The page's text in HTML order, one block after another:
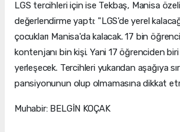
LGS tercihleri için ise Tekbaş, Manisa
değerlendirme yaptı: "LGS'de yerel
çocukları Manisa'da kalacak. 17 bin
kontenjanı bin kişi. Yani 17 öğrenciden
yerleşecek. Tercihleri yukarıdan aşağıya
pansiyonunun olup olmamasına dikkat
Muhabir: BELGİN KOÇAK